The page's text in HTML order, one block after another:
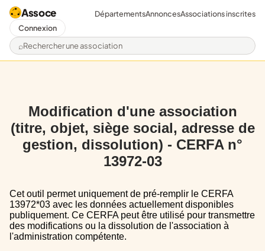
Assoce
Rechercher une association
DépartementsAnnoncesAssociations inscrites
Connexion
Modification d'une association
(titre, objet, siège social, adresse de
gestion, dissolution) - CERFA n°
13972-03
Cet outil permet uniquement de pré-remplir le CERFA
13972*03 avec les données actuellement disponibles
publiquement. Ce CERFA peut être utilisé pour transmettre
des modifications ou la dissolution de l'association à
l'administration compétente.